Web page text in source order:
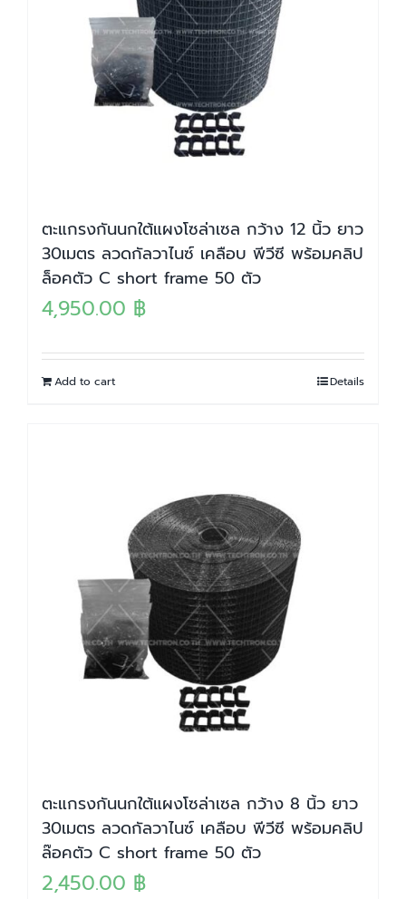
ตะแกรงกันนกใต้แผงโซล่าเซล กว้าง 12 นิ้ว ยาว
30เมตร ลวดกัลวาไนซ์ เคลือบ พีวีซี พร้อมคลิป
ล็อคตัว C short frame 50 ตัว
4,950.00 ฿
Add to cart Details
ตะแกรงกันนกใต้แผงโซล่าเซล กว้าง 8 นิ้ว ยาว
30เมตร ลวดกัลวาไนซ์ เคลือบ พีวีซี พร้อมคลิป
ล๊อคตัว C short frame 50 ตัว
2,450.00 ฿